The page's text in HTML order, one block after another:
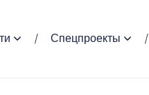
Спецпроекты